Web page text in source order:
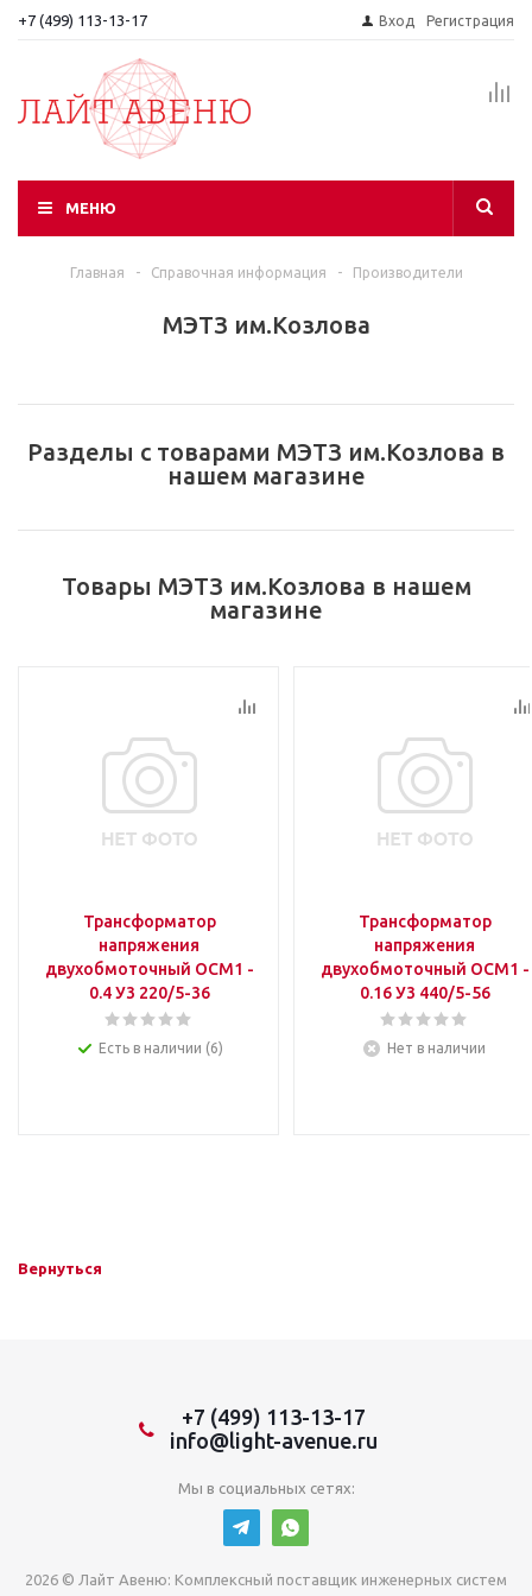
+7 (499) 113-13-17 Вход Регистрация
МЕНЮ
Главная - Справочная информация - Производители
МЭТЗ им.Козлова
Разделы с товарами МЭТЗ им.Козлова в
нашем магазине
Товары МЭТЗ им.Козлова в нашем
магазине
Трансформатор
напряжения
двухобмоточный ОСМ1 -
0.4 У3 220/5-36
Есть в наличии (6)
Трансформатор
напряжения
двухобмоточный ОСМ1 -
0.16 У3 440/5-56
Нет в наличии
Вернуться
+7 (499) 113-13-17
info@light-avenue.ru
Мы в социальных сетях:
2026 © Лайт Авеню: Комплексный поставщик инженерных систем